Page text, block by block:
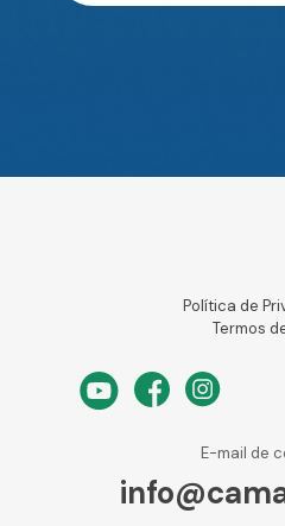
Política de
Termos
E-mail de